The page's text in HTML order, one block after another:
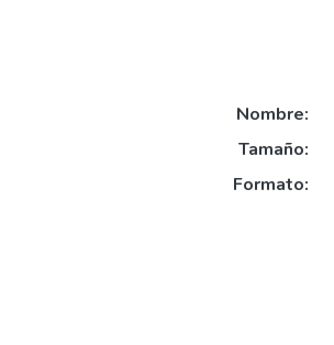
Nombre:
Tamaño:
Formato: